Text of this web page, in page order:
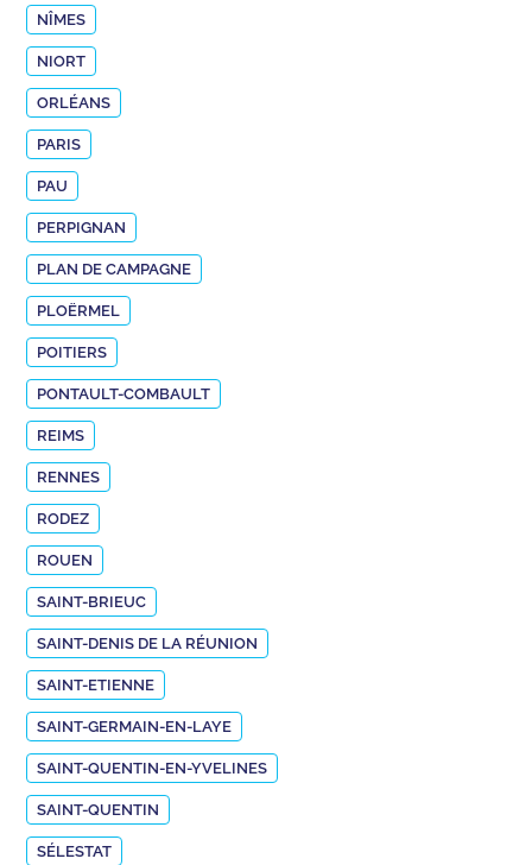
NÎMES
NIORT
ORLÉANS
PARIS
PAU
PERPIGNAN
PLAN DE CAMPAGNE
PLOËRMEL
POITIERS
PONTAULT-COMBAULT
REIMS
RENNES
RODEZ
ROUEN
SAINT-BRIEUC
SAINT-DENIS DE LA RÉUNION
SAINT-ETIENNE
SAINT-GERMAIN-EN-LAYE
SAINT-QUENTIN-EN-YVELINES
SAINT-QUENTIN
SÉLESTAT